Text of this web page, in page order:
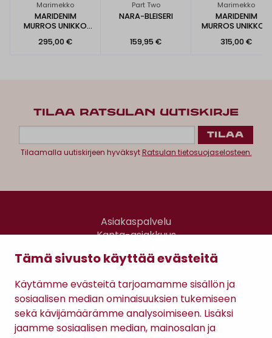
Tämä sivusto käyttää evästeitä
Käytämme evästeitä tarjoamamme sisällön ja
sosiaalisen median ominaisuuksien tukemiseen
sekä kävijämäärämme analysoimiseen. Lisäksi
jaamme sosiaalisen median, mainosalan ja
Marimekko
MARIDENIM
MURROS UNIKKO
FARKKUTAKKI
295,00 €
Part Two
NARA-BLEISERI
159,95 €
Marimekko
MARIDENIM
MURROS UNIKKO -
315,00 €
TILAA RATSULAN UUTISKIRJE
Tilaamalla uutiskirjeen hyväksytRatsulan tietosuojaselosteen.
Asiakaspalvelu
Kanta-asiakkuus
Gomee Ratsula Café
Sopimusehdot
Tietosuojaseloste
Maksutavat